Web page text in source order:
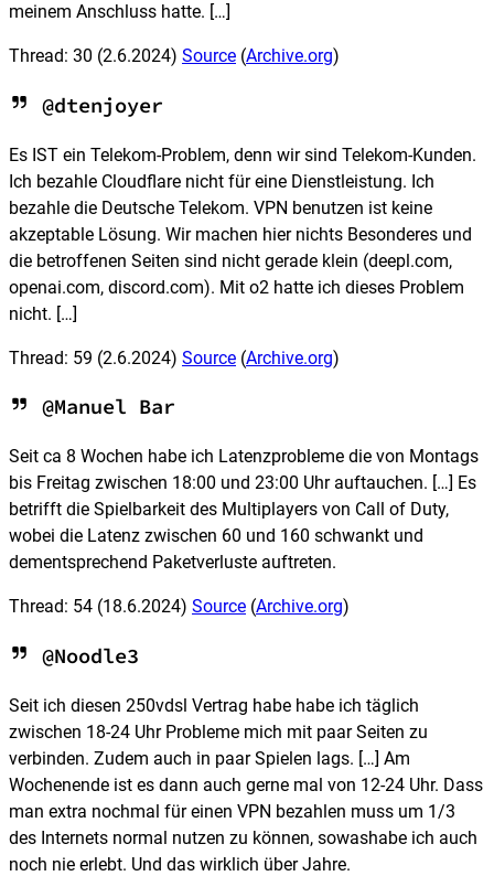
meinem Anschluss hatte. […]
Thread: 30 (2.6.2024) Source (Archive.org)
@dtenjoyer
Es IST ein Telekom-Problem, denn wir sind Telekom-Kunden.
Ich bezahle Cloudflare nicht für eine Dienstleistung. Ich
bezahle die Deutsche Telekom. VPN benutzen ist keine
akzeptable Lösung. Wir machen hier nichts Besonderes und
die betroffenen Seiten sind nicht gerade klein (deepl.com,
openai.com, discord.com). Mit o2 hatte ich dieses Problem
nicht. […]
Thread: 59 (2.6.2024) Source (Archive.org)
@Manuel Bar
Seit ca 8 Wochen habe ich Latenzprobleme die von Montags
bis Freitag zwischen 18:00 und 23:00 Uhr auftauchen. […] Es
betrifft die Spielbarkeit des Multiplayers von Call of Duty,
wobei die Latenz zwischen 60 und 160 schwankt und
dementsprechend Paketverluste auftreten.
Thread: 54 (18.6.2024) Source (Archive.org)
@Noodle3
Seit ich diesen 250vdsl Vertrag habe habe ich täglich
zwischen 18-24 Uhr Probleme mich mit paar Seiten zu
verbinden. Zudem auch in paar Spielen lags. […] Am
Wochenende ist es dann auch gerne mal von 12-24 Uhr. Dass
man extra nochmal für einen VPN bezahlen muss um 1/3
des Internets normal nutzen zu können, sowashabe ich auch
noch nie erlebt. Und das wirklich über Jahre.